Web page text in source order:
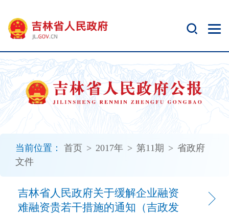
当前位置： 首页 > 2017年 > 第11期 > 省政府
文件
吉林省人民政府关于缓解企业融资
难融资贵若干措施的通知（吉政发
开
无
障
碍
说
明